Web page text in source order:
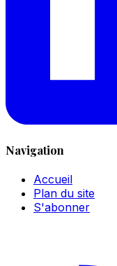
Navigation
Accueil
Plan du site
S'abonner